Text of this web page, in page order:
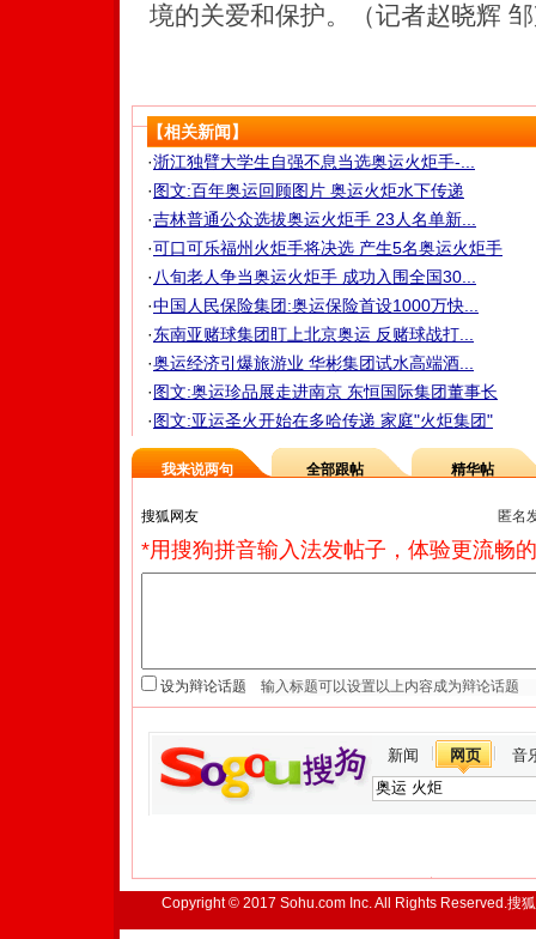
境的关爱和保护。（记者赵晓辉
【相关新闻】
·浙江独臂大学生自强不息当选奥运火炬手-...
·图文:百年奥运回顾图片 奥运火炬水下传递
·吉林普通公众选拔奥运火炬手 23人名单新...
·可口可乐福州火炬手将决选 产生5名奥运火炬手
· 八旬老人争当奥运火炬手 成功入围全国30...
·中国人民保险集团:奥运保险首设1000万快...
·东南亚赌球集团盯上北京奥运 反赌球战打...
·奥运经济引爆旅游业 华彬集团试水高端酒...
·图文:奥运珍品展走进南京 东恒国际集团董事长
·图文:亚运圣火开始在多哈传递 家庭"火炬集团"
我来说两句 全部跟帖 精华帖
匿名
*用搜狗拼音输入法发帖子，体验更流畅
设为辩论话题
新闻 网页 音
Copyright © 2017 Sohu.com Inc. All Rights Reserved.搜